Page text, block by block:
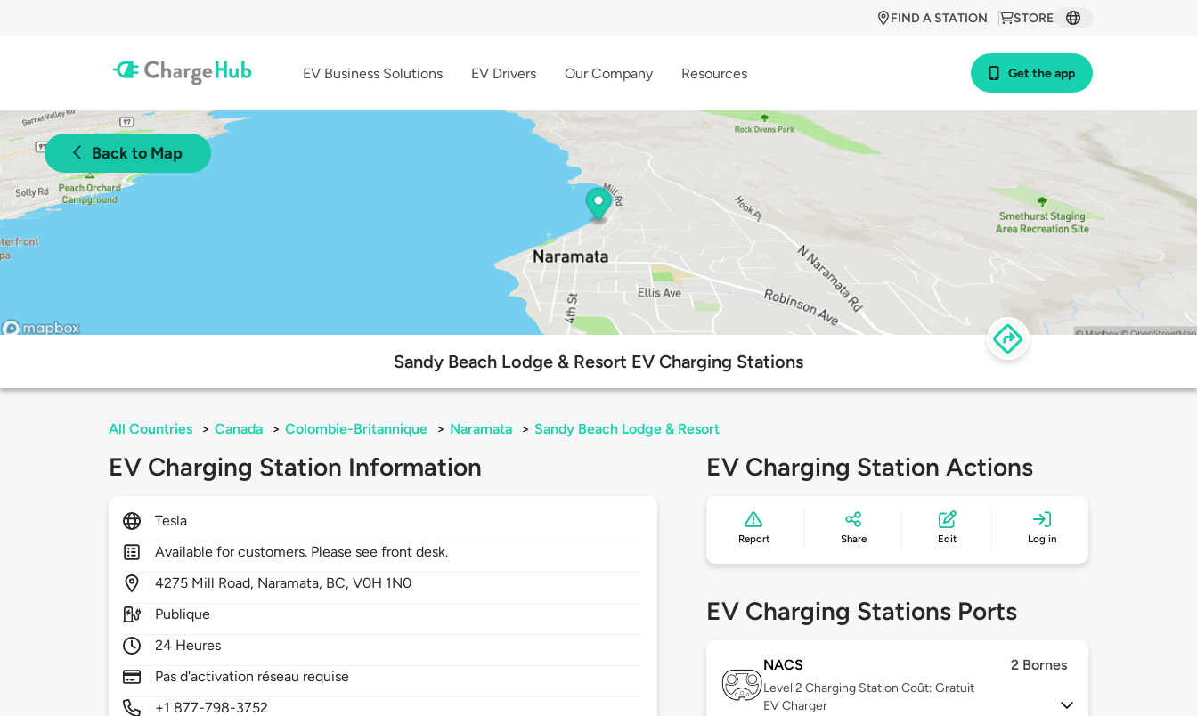
STORE
FIND A STATION
EV Business Solutions EV Drivers Our Company Resources Get the app
Back to Map
Sandy Beach Lodge & Resort EV Charging Stations
All Countries > Canada > Colombie-Britannique > Naramata > Sandy Beach Lodge & Resort
EV Charging Station Information
Tesla
Available for customers. Please see front desk.
4275 Mill Road, Naramata, BC,V0H 1N0
Publique
24 Heures
Pas d'activation réseau requise
+1 877-798-3752
EV Charging Station Actions
Report Share Edit Log in
EV Charging Stations Ports
NACS 2 Bornes
Level 2 Charging Station Coût: Gratuit
EV Charger